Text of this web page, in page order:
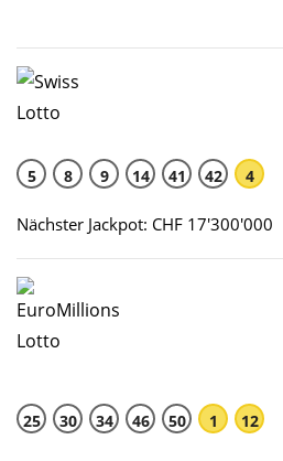
5 8 9 14 41 42 4
Nächster Jackpot: CHF 17'300'000
25 30 34 46 50 1 12